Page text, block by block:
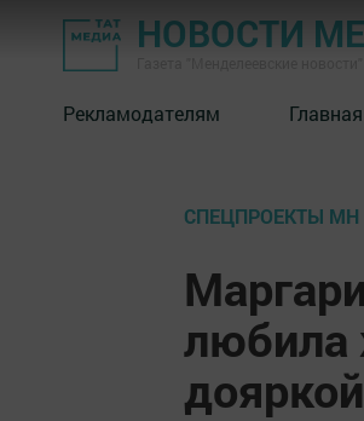
НОВОСТИ
Рекламодателям Главная
СПЕЦПРОЕКТЫ МН
любила